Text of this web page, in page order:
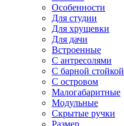
Особенности
Для студии
Для хрущевки
Для дачи
Встроенные
С антресолями
С барной стойкой
С островом
Малогабаритные
Модульные
Скрытые ручки
Размер